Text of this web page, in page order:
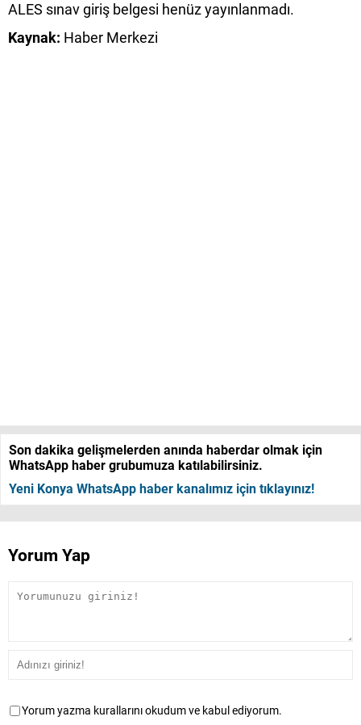
ALES sınav giriş belgesi henüz yayınlanmadı.
Kaynak: Haber Merkezi
Son dakika gelişmelerden anında haberdar olmak için
WhatsApp haber grubumuza katılabilirsiniz.
Yeni Konya WhatsApp haber kanalımız için tıklayınız!
Yorum Yap
Yorum yazma kurallarını okudum ve kabul ediyorum.